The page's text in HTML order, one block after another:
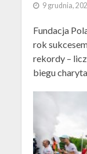
9 grudnia,
Fundacja
rok
rekordy –
biegu